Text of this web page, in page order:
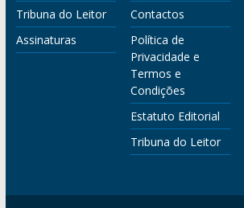
Tribuna do Leitor
Assinaturas
Contactos
Política de
Privacidade e
Termos e
Condições
Estatuto Editorial
Tribuna do Leitor